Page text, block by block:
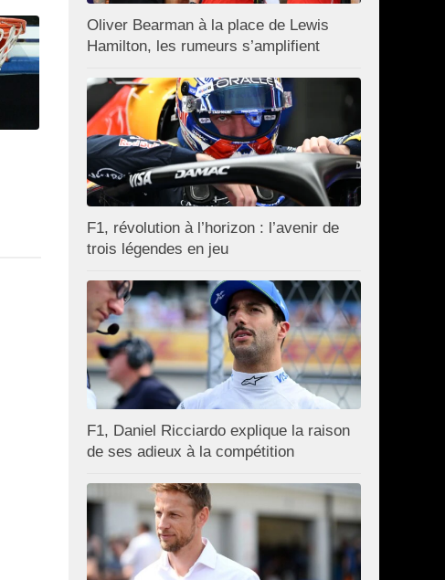
Oliver Bearman à la place de Lewis
Hamilton, les rumeurs s’amplifient
F1, révolution à l’horizon : l’avenir de
trois légendes en jeu
F1, Daniel Ricciardo explique la raison
de ses adieux à la compétition